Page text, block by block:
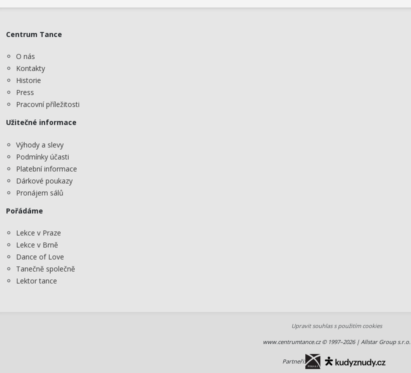
Centrum Tance
O nás
Kontakty
Historie
Press
Pracovní příležitosti
Užitečné informace
Výhody a slevy
Podmínky účasti
Platební informace
Dárkové poukazy
Pronájem sálů
Pořádáme
Lekce v Praze
Lekce v Brně
Dance of Love
Tanečně společně
Lektor tance
Upravit souhlas s použitím cookies
www.centrumtance.cz © 1997–2026 | Allstar Group s.r.o.
Partneři: